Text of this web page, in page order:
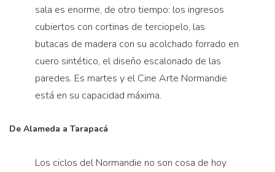
sala es enorme, de otro tiempo: los ingresos
cubiertos con cortinas de terciopelo, las
butacas de madera con su acolchado forrado en
cuero sintético, el diseño escalonado de las
paredes. Es martes y el Cine Arte Normandie
está en su capacidad máxima.
De Alameda a Tarapacá
Los ciclos del Normandie no son cosa de hoy